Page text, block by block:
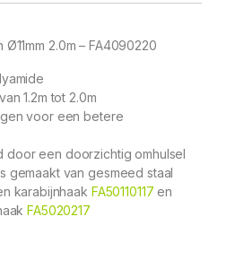
2.0m – FA4090220
1.2m tot 2.0m
voor een betere
door een doorzichtig omhulsel
gemaakt van gesmeed staal
karabijnhaak FA50110117 en
FA5020217